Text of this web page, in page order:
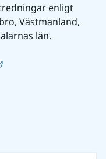
enligt
Västmanland,
län.